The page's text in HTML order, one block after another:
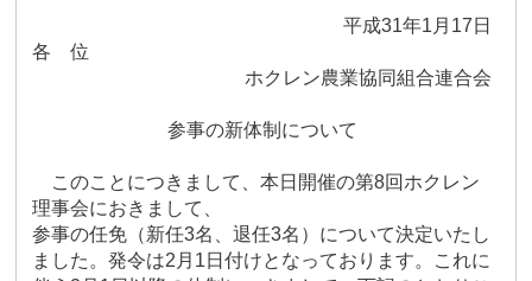
平成31年1 月 17 日
各 位
ホクレン農業協同組合連合会
参事の新体制について
このことにつきまして、本日開催の第8回ホクレン
理事会におきまして、
参事の任免 （新任3名、退任3名） について決定いたし
ました。発令は2 月 1 日付けとなっております。これに